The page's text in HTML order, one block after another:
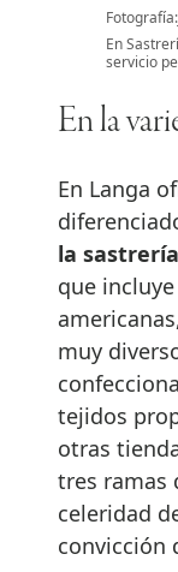
En
servicio
En la
En Langa
la
que
muy
tejidos
otras
tres ramas
celeridad
convicción